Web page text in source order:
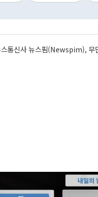
통신사 뉴스핌(Newspim), 무